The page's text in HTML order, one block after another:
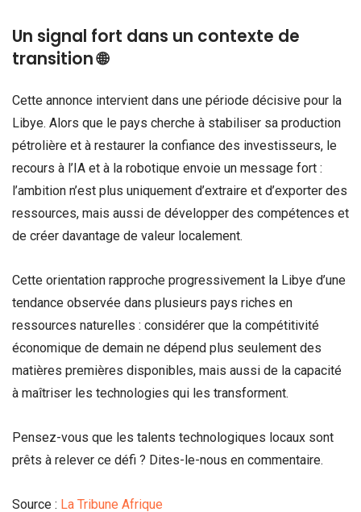
Un signal fort dans un contexte de
transition 🌐
Cette annonce intervient dans une période décisive pour la
Libye. Alors que le pays cherche à stabiliser sa production
pétrolière et à restaurer la confiance des investisseurs, le
recours à l’IA et à la robotique envoie un message fort :
l’ambition n’est plus uniquement d’extraire et d’exporter des
ressources, mais aussi de développer des compétences et
de créer davantage de valeur localement.
Cette orientation rapproche progressivement la Libye d’une
tendance observée dans plusieurs pays riches en
ressources naturelles : considérer que la compétitivité
économique de demain ne dépend plus seulement des
matières premières disponibles, mais aussi de la capacité
à maîtriser les technologies qui les transforment.
Pensez-vous que les talents technologiques locaux sont
prêts à relever ce défi ? Dites-le-nous en commentaire.
Source : La Tribune Afrique